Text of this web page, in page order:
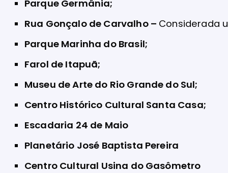
Parque Germânia;
Rua Gonçalo de Carvalho – Considerada
Parque Marinha do Brasil;
Farol de Itapuã;
Museu de Arte do Rio Grande do Sul;
Centro Histórico Cultural Santa Casa;
Escadaria 24 de Maio
Planetário José Baptista Pereira
Centro Cultural Usina do Gasômetro